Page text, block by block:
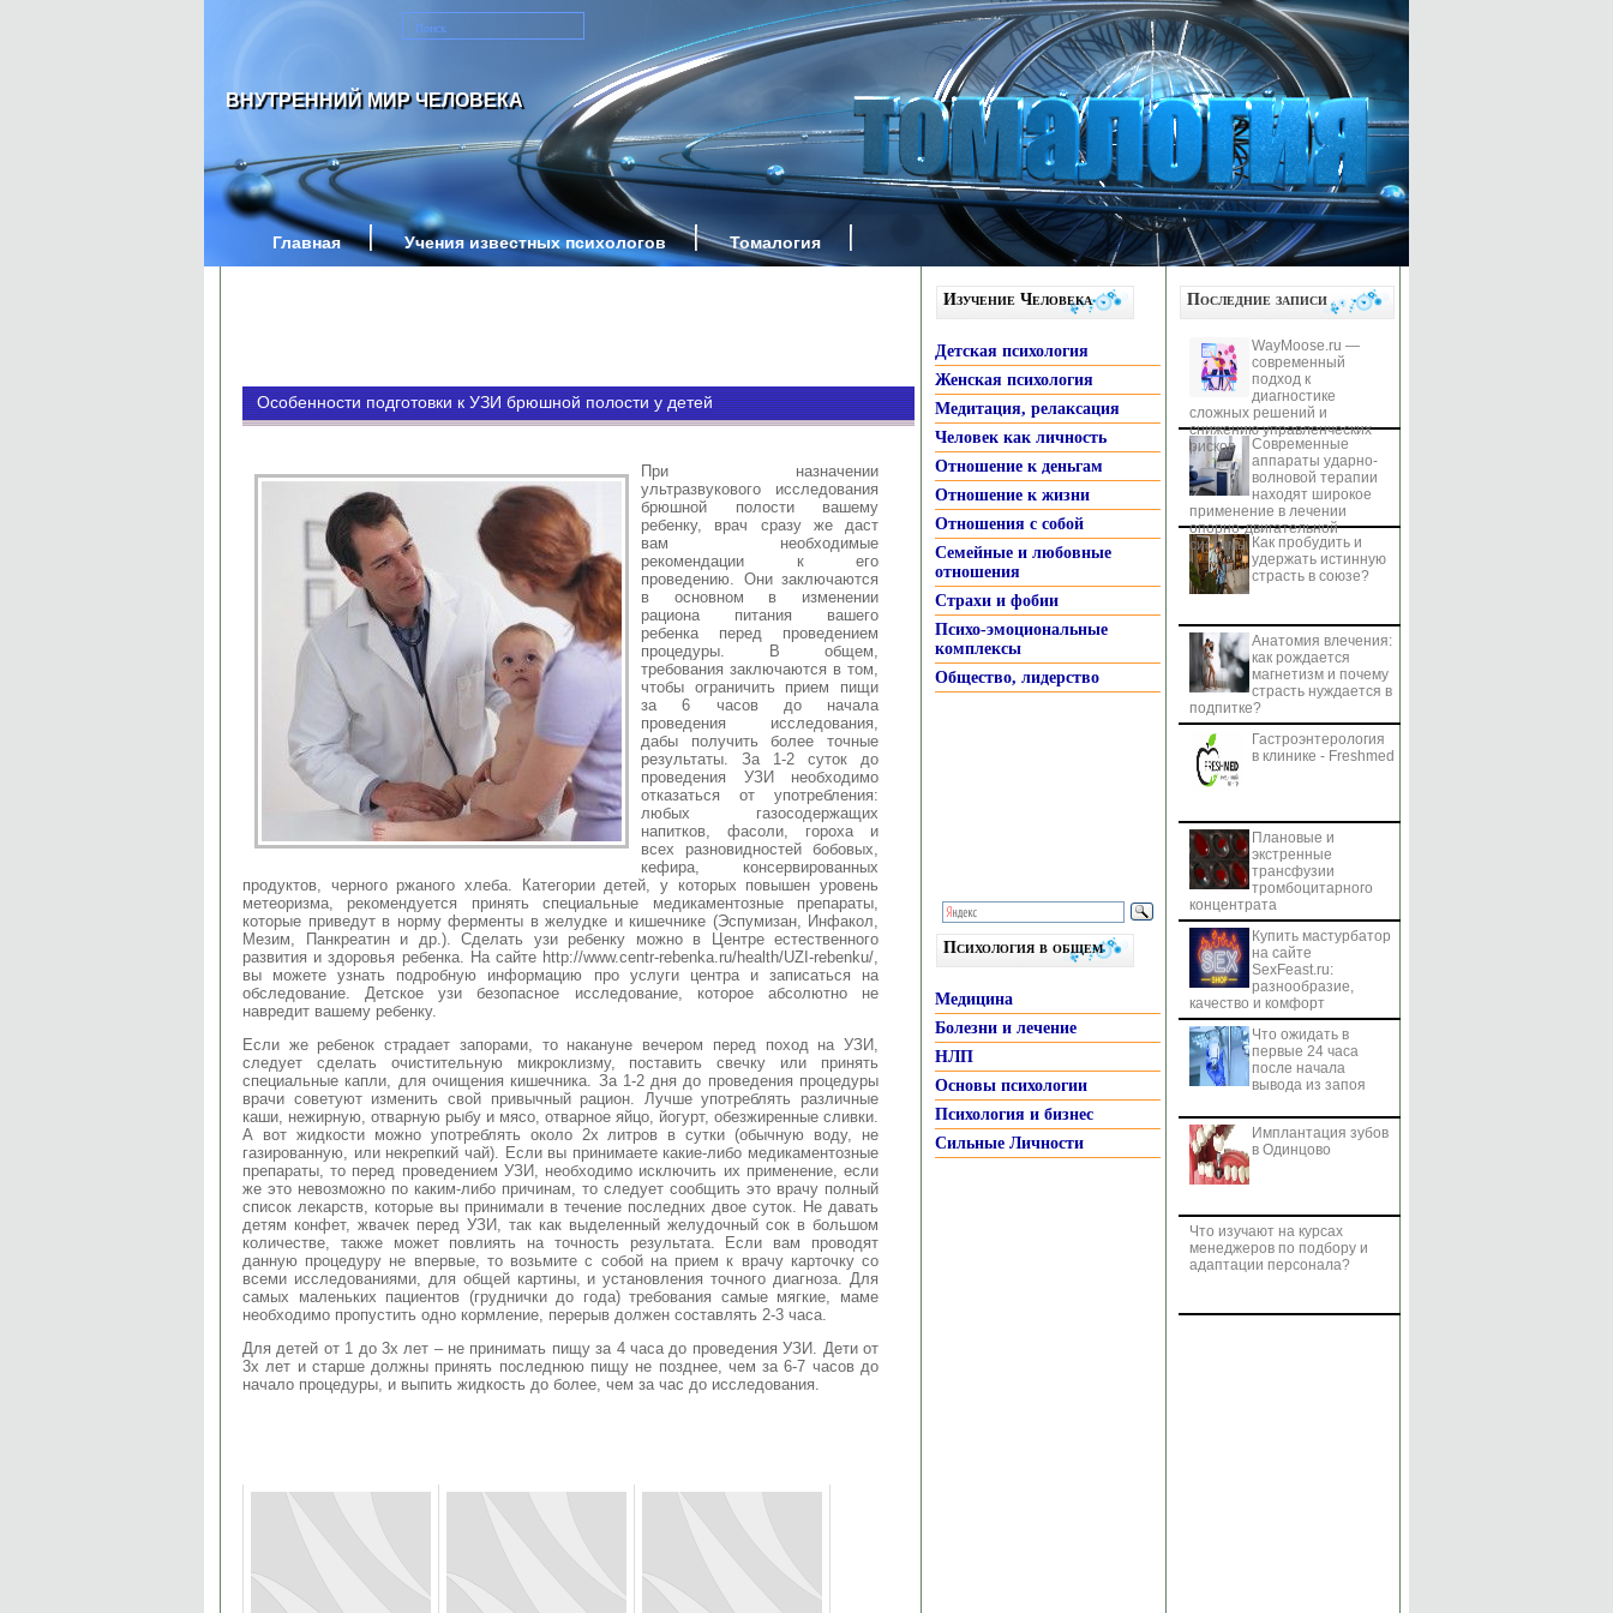
ВНУТРЕННИЙ МИР ЧЕЛОВЕКА
Главная Учения известных психологов Томалогия
Особенности подготовки к УЗИ брюшной полости у детей
При назначении
ультразвукового исследования
брюшной полости вашему
ребенку, врач сразу же даст
вам необходимые
рекомендации к его
проведению. Они заключаются
в основном в изменении
рациона питания вашего
ребенка перед проведением
процедуры. В общем,
требования заключаются в том,
чтобы ограничить прием пищи
за 6 часов до начала
проведения исследования,
дабы получить более точные
результаты. За 1-2 суток до
проведения УЗИ необходимо
отказаться от употребления:
любых газосодержащих
напитков, фасоли, гороха и
всех разновидностей бобовых,
кефира, консервированных
продуктов, черного ржаного хлеба. Категории детей, у которых повышен уровень
метеоризма, рекомендуется принять специальные медикаментозные препараты,
которые приведут в норму ферменты в желудке и кишечнике (Эспумизан, Инфакол,
Мезим, Панкреатин и др.). Сделать узи ребенку можно в Центре естественного
развития и здоровья ребенка. На сайте http://www.centr-rebenka.ru/health/UZI-rebenku/,
вы можете узнать подробную информацию про услуги центра и записаться на
обследование. Детское узи безопасное исследование, которое абсолютно не
навредит вашему ребенку.
Если же ребенок страдает запорами, то накануне вечером перед поход на УЗИ,
следует сделать очистительную микроклизму, поставить свечку или принять
специальные капли, для очищения кишечника. За 1-2 дня до проведения процедуры
врачи советуют изменить свой привычный рацион. Лучше употреблять различные
каши, нежирную, отварную рыбу и мясо, отварное яйцо, йогурт, обезжиренные сливки.
А вот жидкости можно употреблять около 2х литров в сутки (обычную воду, не
газированную, или некрепкий чай). Если вы принимаете какие-либо медикаментозные
препараты, то перед проведением УЗИ, необходимо исключить их применение, если
же это невозможно по каким-либо причинам, то следует сообщить это врачу полный
список лекарств, которые вы принимали в течение последних двое суток. Не давать
детям конфет, жвачек перед УЗИ, так как выделенный желудочный сок в большом
количестве, также может повлиять на точность результата. Если вам проводят
данную процедуру не впервые, то возьмите с собой на прием к врачу карточку со
всеми исследованиями, для общей картины, и установления точного диагноза. Для
самых маленьких пациентов (груднички до года) требования самые мягкие, маме
необходимо пропустить одно кормление, перерыв должен составлять 2-3 часа.
Для детей от 1 до 3х лет – не принимать пищу за 4 часа до проведения УЗИ. Дети от
3х лет и старше должны принять последнюю пищу не позднее, чем за 6-7 часов до
начало процедуры, и выпить жидкость до более, чем за час до исследования.
Изучение Человека
Детская психология
Женская психология
Медитация, релаксация
Человек как личность
Отношение к деньгам
Отношение к жизни
Отношения с собой
Семейные и любовные
отношения
Страхи и фобии
Психо-эмоциональные
комплексы
Общество, лидерство
Психология в общем
Медицина
Болезни и лечение
НЛП
Основы психологии
Психология и бизнес
Сильные Личности
Последние записи
WayMoose.ru —
современный
подход к
диагностике
сложных решений и
снижению управленческих
рисков
Современные
аппараты ударно-
волновой терапии
находят широкое
применение в лечении
опорно-двигательной
системы Как пробудить и
удержать истинную
страсть в союзе?
Анатомия влечения:
как рождается
магнетизм и почему
страсть нуждается в
подпитке?
Гастроэнтерология
в клинике - Freshmed
Плановые и
экстренные
трансфузии
тромбоцитарного
концентрата
Купить мастурбатор
на сайте
SexFeast.ru:
разнообразие,
качество и комфорт
Что ожидать в
первые 24 часа
после начала
вывода из запоя
Имплантация зубов
в Одинцово
Что изучают на курсах
менеджеров по подбору и
адаптации персонала?